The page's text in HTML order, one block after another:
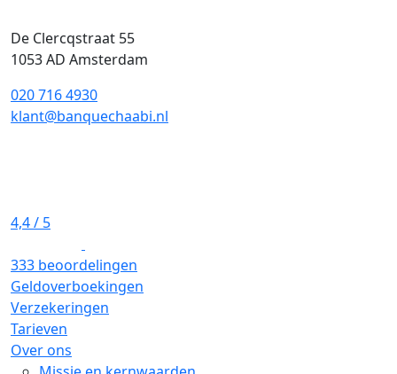
De Clercqstraat 55
1053 AD Amsterdam
020 716 4930
klant@banquechaabi.nl
4,4/ 5
333 beoordelingen
Geldoverboekingen
Verzekeringen
Tarieven
Over ons